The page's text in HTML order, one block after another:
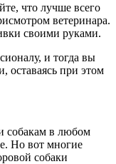
что лучше всего
ветеринара.
своими руками.
и тогда вы
оставаясь при этом
собакам в любом
Но вот многие
собаки